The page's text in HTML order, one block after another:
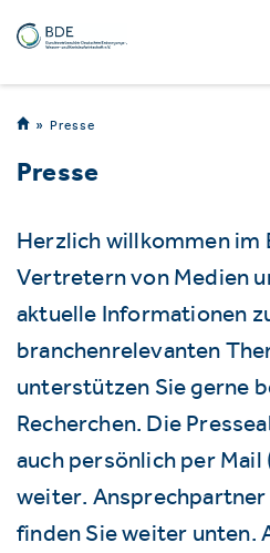
Presse
Presse
Herzlich willkommen im
Vertretern von Medien
aktuelle Informationen
branchenrelevanten
unterstützen Sie gerne
Recherchen. Die
auch persönlich per Mail
weiter.
finden Sie weiter unten.